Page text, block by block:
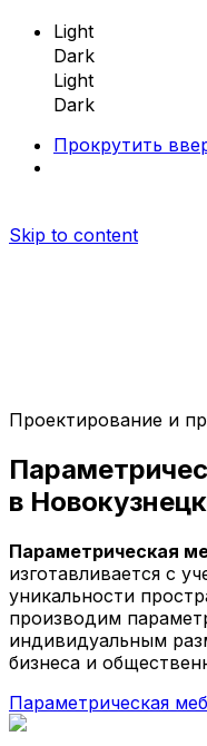
Light
Dark
Light
Dark
Прокрутить
Skip to content
Проекты
О компании
Главная
Проектирование и
в
Параметрическая
изготавливается с
уникальности
производим
индивидуальным
бизнеса и
Параметрическая